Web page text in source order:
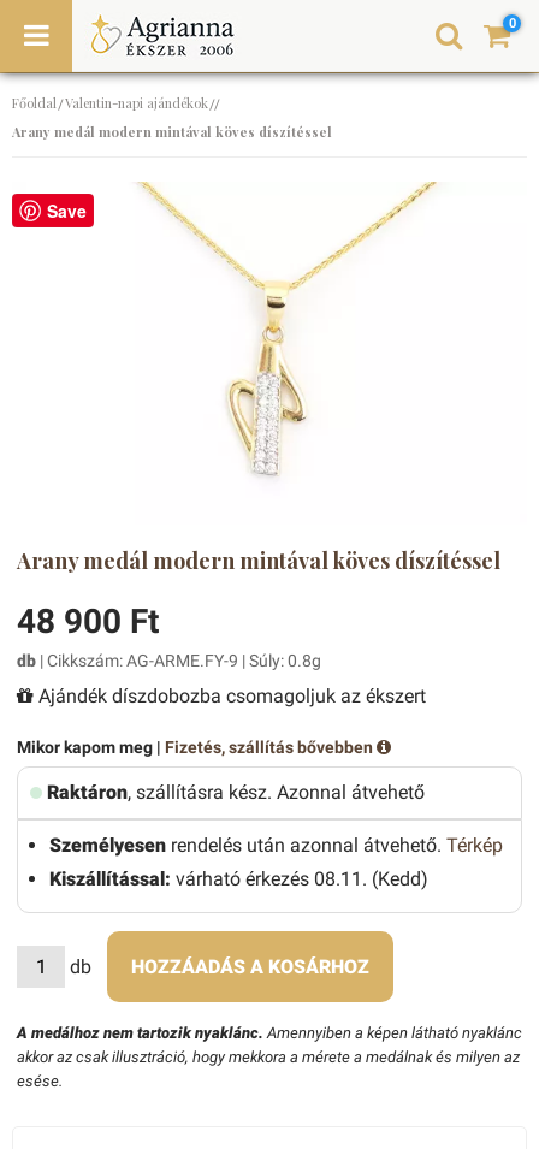
0
Főoldal/Valentin-napi ajándékok//
Arany medál modern mintával köves díszítéssel
Save
Arany medál modern mintával köves díszítéssel
48 900 Ft
db | Cikkszám: AG-ARME.FY-9 | Súly: 0.8g
Ajándék díszdobozba csomagoljuk az ékszert
Mikor kapom meg | Fizetés, szállítás bővebben
Raktáron, szállításra kész. Azonnal átvehető
Személyesen rendelés után azonnal átvehető. Térkép
Kiszállítással: várható érkezés 08.11. (Kedd)
db HOZZÁADÁS A KOSÁRHOZ
A medálhoz nem tartozik nyaklánc. Amennyiben a képen látható nyaklánc
akkor az csak illusztráció, hogy mekkora a mérete a medálnak és milyen az
esése.